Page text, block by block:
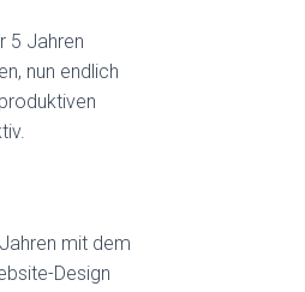
5 Jahren
nun endlich
mit dem
Design